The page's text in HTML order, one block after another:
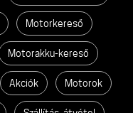
Motorkereső
Motorakku-kereső
Akciók Motorok